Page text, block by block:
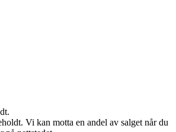
Vi kan motta en andel av salget når du